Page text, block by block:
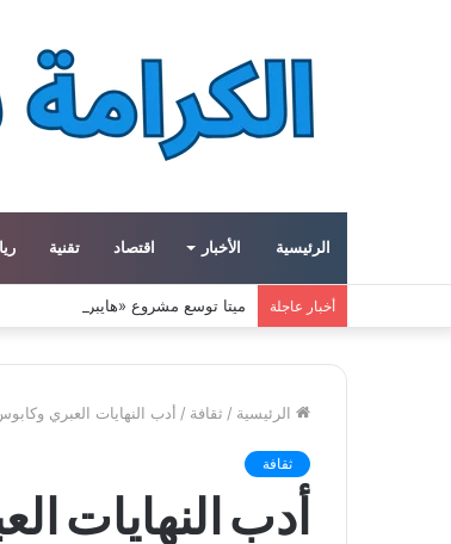
الرئيسية الأخبار اقتصاد تقنية
أخبار عاجلة ميتا توسع مشروع «هايبريون» باستثمارات تتجاوز 50 مليار دولار لتعزيز
الرئيسية / ثقافة / أدب النهايات العبري
ثقافة
أدب النهايات